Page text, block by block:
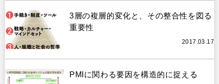
3層の複層的変化と、その整合性を図る
重要性
2017.03.17
PMIに関わる要因を構造的に捉える